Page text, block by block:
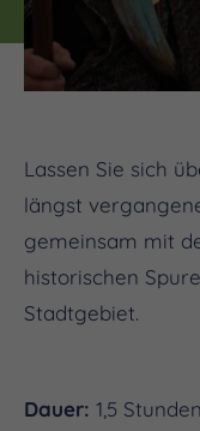
Lassen Sie sich
längst
gemeinsam mit
historischen
Stadtgebiet.
Dauer: 1,5 Stunden